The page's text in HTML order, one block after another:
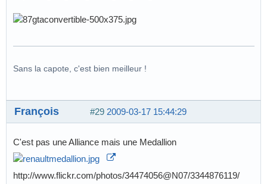
Sans la capote, c'est bien meilleur !
#29 2009-03-17 15:44:29
François
C'est pas une Alliance mais une Medallion
http://www.flickr.com/photos/34474056@N07/3344876119/